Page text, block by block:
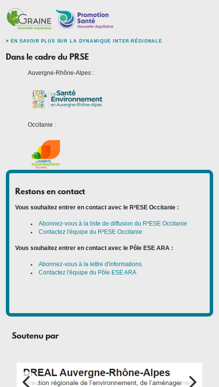
> EN SAVOIR PLUS SUR LA DYNAMIQUE INTER-RÉGIONALE
Dans le cadre du PRSE
Auvergne-Rhône-Alpes :
Occitanie :
Restons en contact
Vous souhaitez entrer en contact avec le R²ESE Occitanie :
Abonnez-vous à la liste de diffusion du R²ESE Occitanie
Contactez l'équipe du R²ESE Occitanie
Vous souhaitez entrer en contact avec le Pôle ESE ARA :
Abonnez-vous à la lettre d'informations
Contactez l'équipe du Pôle ESE ARA
Soutenu par